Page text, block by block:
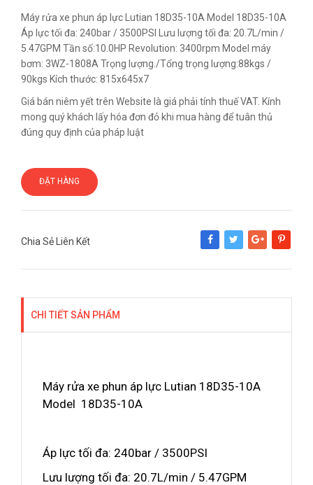
Máy rửa xe phun áp lực Lutian 18D35-10A Model 18D35-10A
Áp lực tối đa: 240bar / 3500PSI Lưu lượng tối đa: 20.7L/min /
5.47GPM Tần số:10.0HP Revolution: 3400rpm Model máy
bơm: 3WZ-1808A Trọng lượng./Tổng trọng lượng:88kgs /
90kgs Kích thước: 815x645x7
Giá bán niêm yết trên Website là giá phải tính thuế VAT. Kính
mong quý khách lấy hóa đơn đỏ khi mua hàng để tuân thủ
đúng quy định của pháp luật
ĐẶT HÀNG
Chia Sẻ Liên Kết
Share Tweet Google+Pinterest
CHI TIẾT SẢN PHẨM
Máy rửa xe phun áp lực Lutian 18D35-10A
Model 18D35-10A
Áp lực tối đa: 240bar / 3500PSI
Lưu lượng tối đa: 20.7L/min / 5.47GPM